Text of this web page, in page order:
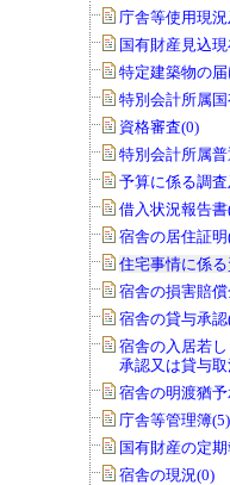
庁舎等使用現況
国有財産見込現
特定建築物の
特別会計所属国
資格審査(0)
特別会計所属普
予算に係る調査
借入状況報告書
宿舎の居住証明
住宅事情に係る
宿舎の損害賠償
宿舎の貸与承認
宿舎の入居若し
承認又は貸与取
宿舎の明渡猶
庁舎等管理簿(5)
国有財産の定
宿舎の現況(0)